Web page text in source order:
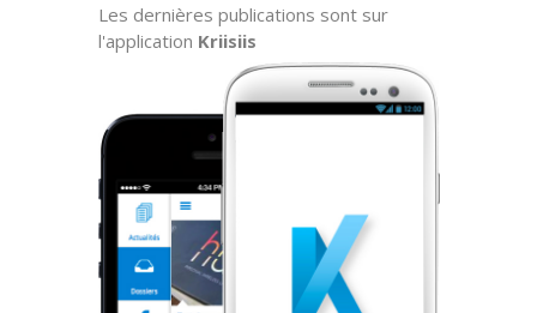
Les dernières publications sont sur
l'application Kriisiis